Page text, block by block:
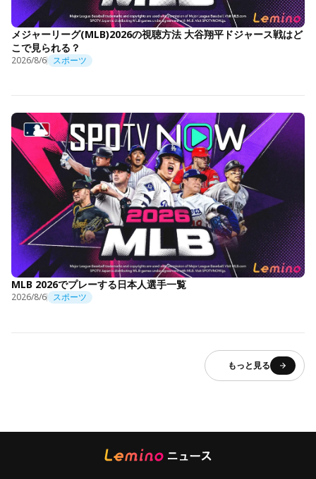
メジャーリーグ(MLB)2026の視聴方法 大谷翔平ドジャース戦はど
こで見られる？
2026/8/6 スポーツ
MLB 2026でプレーする日本人選手一覧
2026/8/6 スポーツ
もっと見る